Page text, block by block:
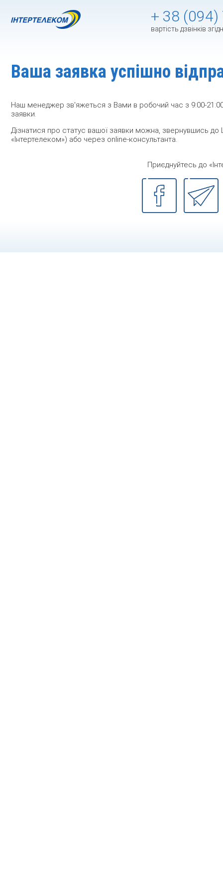
+ 38
вартість дзвінків
Ваша заявка успішно
Наш менеджер зв'яжеться з Вами в робочий час з 9:00-
заявки.
Дізнатися про статус вашої заявки можна, звернувшись
«Інтертелеком») або через online-консультанта.
Приєднуйтесь до